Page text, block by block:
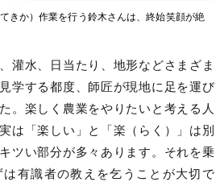
きか）作業を行う鈴木さんは、終始笑顔が絶
灌水、日当たり、地形などさまざま
学する都度、師匠が現地に足を運び
。楽しく農業をやりたいと考える人
は「楽しい」と「楽（らく）」は別
ツい部分が多々あります。それを乗
は有識者の教えを乞うことが大切で